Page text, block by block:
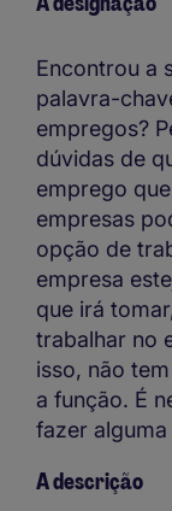
Encontrou a
palavra-
empregos?
dúvidas de
emprego
empresas
opção de
empresa
que irá
trabalhar no
isso, não
a função. É
fazer
A descrição